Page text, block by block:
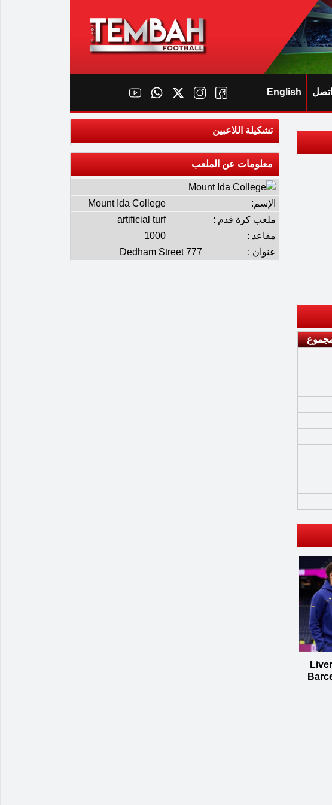
اتصل English
تشكيلة اللاعبين
معلومات عن الملعب
الإسم:
Mount Ida College
ملعب كرة قدم :
artificial turf
مقاعد :
1000
عنوان :
777 Dedham Street